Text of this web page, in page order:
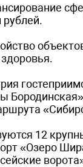
12
«Озеро